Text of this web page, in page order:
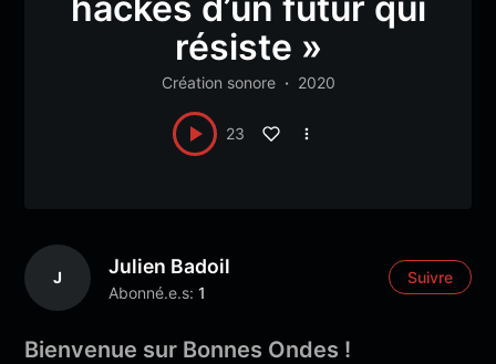
résiste »
Création sonore 2020
23
J Julien Badoil
Abonné.e.s: 1
Suivre
Bienvenue sur Bonnes Ondes !